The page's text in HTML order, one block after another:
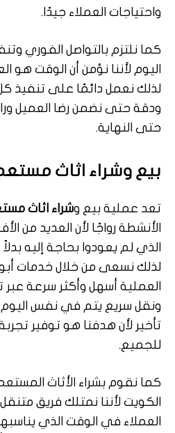
واحتياجات العملاء جيدًا.
كما نلتزم بالتواصل الفوري
اليوم لأننا نؤمن أن الوقت هو
لذلك نعمل دائمًا على تنفيذ
ودقة حتى نضمن رضا العميل
حتى النهاية.
بيع وشراء اثاث
تعد عملية بيع وشراء اثاث
الأنشطة رواجًا لأن العديد من
الذي لم يعودوا بحاجة إليه
لذلك نسعى من خلال خدمات
العملية أسهل وأكثر سرعة
ونقل سريع يتم في نفس اليوم
تأخير لأن هدفنا هو توفير
للجميع.
كما نقوم بشراء الأثاث
الكويت لأننا نمتلك فريق
العملاء في الوقت الذي